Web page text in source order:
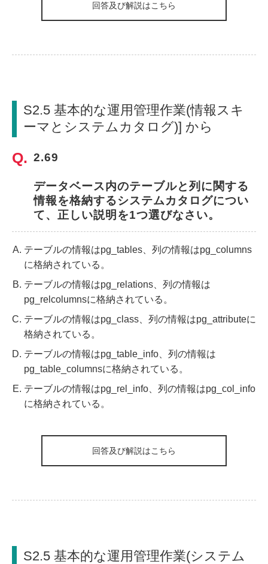
回答及び解説はこちら
S2.5 基本的な運用管理作業(情報スキ
ーマとシステムカタログ)] から
2.69
データベース内のテーブルと列に関する
情報を格納するシステムカタログについ
て、正しい説明を1つ選びなさい。
テーブルの情報はpg_tables、列の情報はpg_columns
に格納されている。
テーブルの情報はpg_relations、列の情報は
pg_relcolumnsに格納されている。
テーブルの情報はpg_class、列の情報はpg_attributeに
格納されている。
テーブルの情報はpg_table_info、列の情報は
pg_table_columnsに格納されている。
テーブルの情報はpg_rel_info、列の情報はpg_col_info
に格納されている。
回答及び解説はこちら
S2.5 基本的な運用管理作業(システム